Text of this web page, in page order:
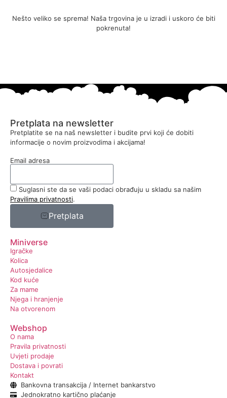
Nešto veliko se sprema! Naša trgovina je u izradi i uskoro će biti
pokrenuta!
Pretplata na newsletter
Pretplatite se na naš newsletter i budite prvi koji će dobiti
informacije o novim proizvodima i akcijama!
Email adresa
Suglasni ste da se vaši podaci obrađuju u skladu sa našim
Pravilima privatnosti.
Pretplata
Miniverse
Igračke
Kolica
Autosjedalice
Kod kuće
Za mame
Njega i hranjenje
Na otvorenom
Webshop
O nama
Pravila privatnosti
Uvjeti prodaje
Dostava i povrati
Kontakt
Bankovna transakcija / Internet bankarstvo
Jednokratno kartično plaćanje